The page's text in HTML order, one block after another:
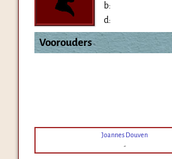
b:
d:
Voorouders
Joannes Douven
-